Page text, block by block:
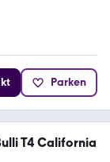
Parken
T4 California